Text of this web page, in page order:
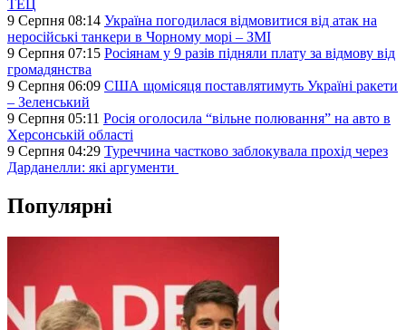
ТЕЦ
9 Серпня 08:14 Україна погодилася відмовитися від атак на
неросійські танкери в Чорному морі – ЗМІ
9 Серпня 07:15 Росіянам у 9 разів підняли плату за відмову від
громадянства
9 Серпня 06:09 США щомісяця поставлятимуть Україні ракети
– Зеленський
9 Серпня 05:11 Росія оголосила “вільне полювання” на авто в
Херсонській області
9 Серпня 04:29 Туреччина частково заблокувала прохід через
Дарданелли: які аргументи
Популярні